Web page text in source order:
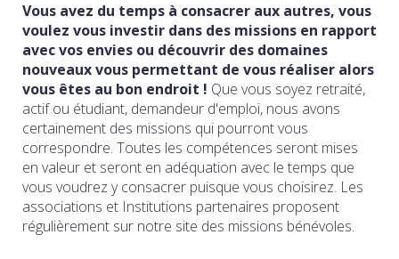
Vous avez du temps à consacrer aux autres, vous
voulez vous investir dans des missions en rapport
avec vos envies ou découvrir des domaines
nouveaux vous permettant de vous réaliser alors
vous êtes au bon endroit ! Que vous soyez retraité,
actif ou étudiant, demandeur d'emploi, nous avons
certainement des missions qui pourront vous
correspondre. Toutes les compétences seront mises
en valeur et seront en adéquation avec le temps que
vous voudrez y consacrer puisque vous choisirez. Les
associations et Institutions partenaires proposent
régulièrement sur notre site des missions bénévoles.